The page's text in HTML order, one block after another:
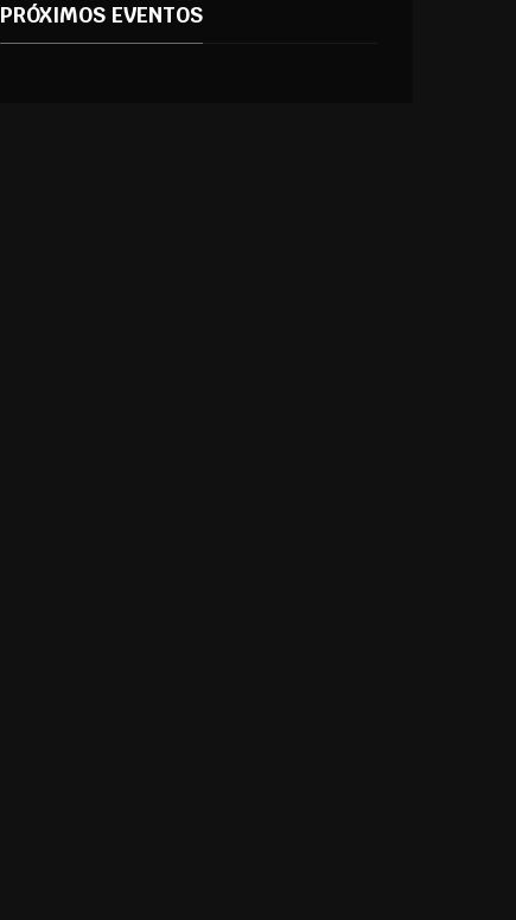
PRÓXIMOS EVENTOS